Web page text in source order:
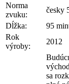
Norma
zvuku:
česky
Dĺžka:
95
Rok
výroby:
2012
sa